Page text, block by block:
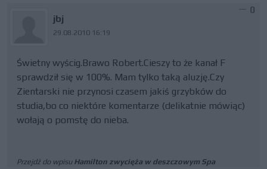
jbj
29.08.2010 16:19
0
Świetny wyścig.Brawo Robert.Cieszy to że kanał F
sprawdził się w 100%. Mam tylko taką aluzję.Czy
Zientarski nie przynosi czasem jakiś grzybków do
studia,bo co niektóre komentarze (delikatnie mówiąc)
wołają o pomstę do nieba.
Przejdź do wpisu Hamilton zwycięża w deszczowym Spa